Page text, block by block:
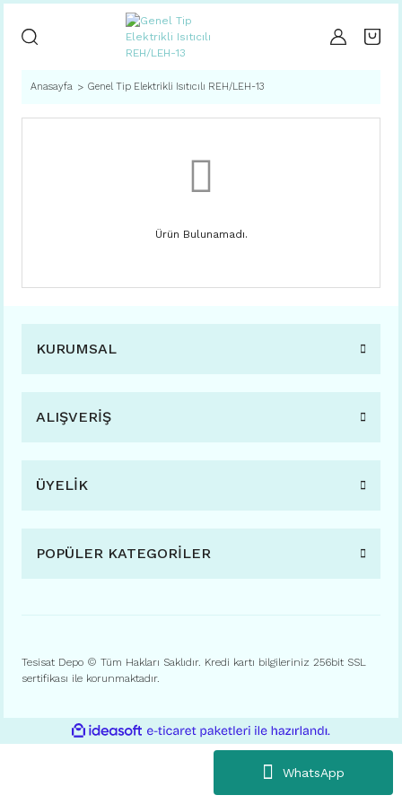
WhatsApp
Anasayfa Genel Tip Elektrikli Isıtıcılı REH/LEH-13
Ürün Bulunamadı.
KURUMSAL
ALIŞVERİŞ
ÜYELİK
POPÜLER KATEGORİLER
Tesisat Depo © Tüm Hakları Saklıdır. Kredi kartı bilgileriniz 256bit SSL
sertifikası ile korunmaktadır.
ideasoft
e-
ticaret
paketleri
hazırlandı.